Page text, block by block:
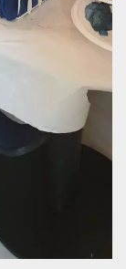
generalmente
utilizzato per le
prestazioni e
l'ottimizzazione
dei pagamenti,
facilitando la
memorizzazione
dei contenuti
sul browser per
Script.com per